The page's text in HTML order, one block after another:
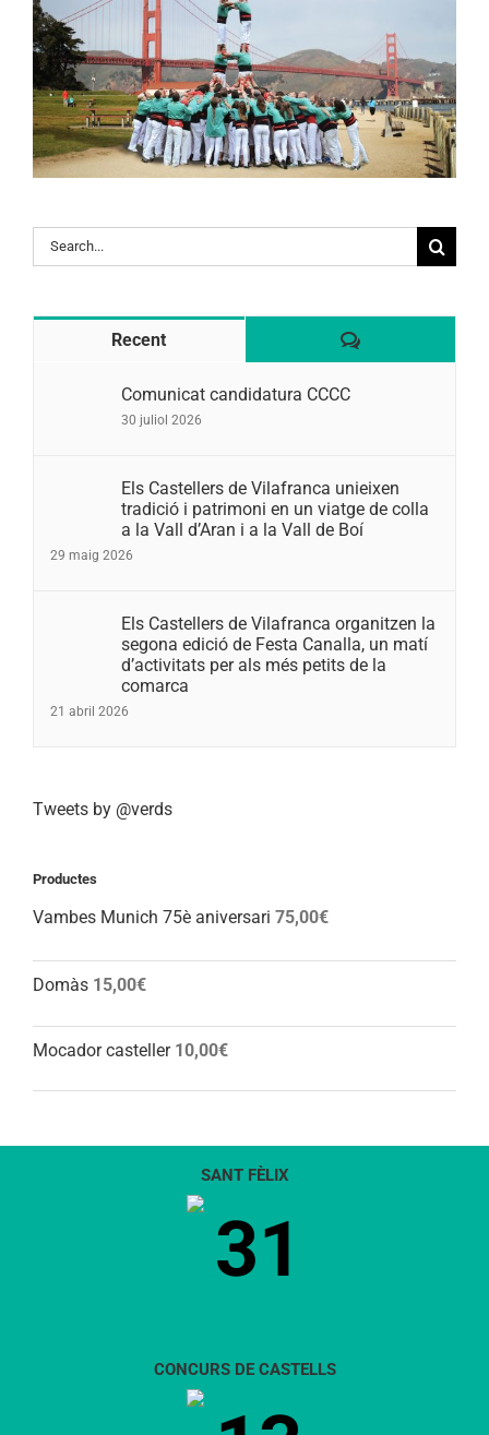
Search
for:
Recent Comentaris
Comunicat candidatura CCCC
30 juliol 2026
Els Castellers de Vilafranca unieixen
tradició i patrimoni en un viatge de colla
a la Vall d’Aran i a la Vall de Boí
29 maig 2026
Els Castellers de Vilafranca organitzen la
segona edició de Festa Canalla, un matí
d’activitats per als més petits de la
comarca
21 abril 2026
Tweets by @verds
Productes
Vambes Munich 75è aniversari 75,00€
Domàs 15,00€
Mocador casteller 10,00€
SANT FÈLIX
31
CONCURS DE CASTELLS